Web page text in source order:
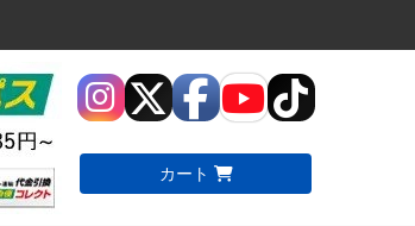
カート